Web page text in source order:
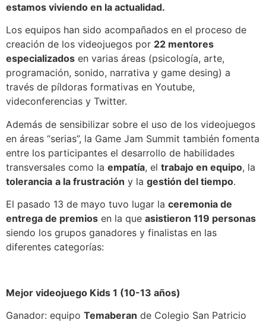
estamos viviendo en la actualidad.
Los equipos han sido acompañados en el proceso de
creación de los videojuegos por 22 mentores
especializados en varias áreas (psicología, arte,
programación, sonido, narrativa y game desing) a
través de píldoras formativas en Youtube,
videconferencias y Twitter.
Además de sensibilizar sobre el uso de los videojuegos
en áreas “serias”, la Game Jam Summit también fomenta
entre los participantes el desarrollo de habilidades
transversales como la empatía, el trabajo en equipo, la
tolerancia a la frustración y la gestión del tiempo.
El pasado 13 de mayo tuvo lugar la ceremonia de
entrega de premios en la que asistieron 119 personas
siendo los grupos ganadores y finalistas en las
diferentes categorías:
Mejor videojuego Kids 1 (10-13 años)
Ganador: equipo Temaberan de Colegio San Patricio